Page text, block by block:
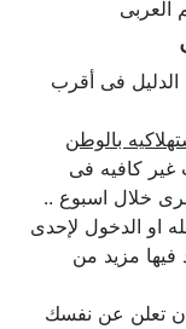
فى أقرب
بالوطن
كافيه فى
خلال اسبوع ..
الدخول لإحدى
مزيد من
تعلن عن نفسك